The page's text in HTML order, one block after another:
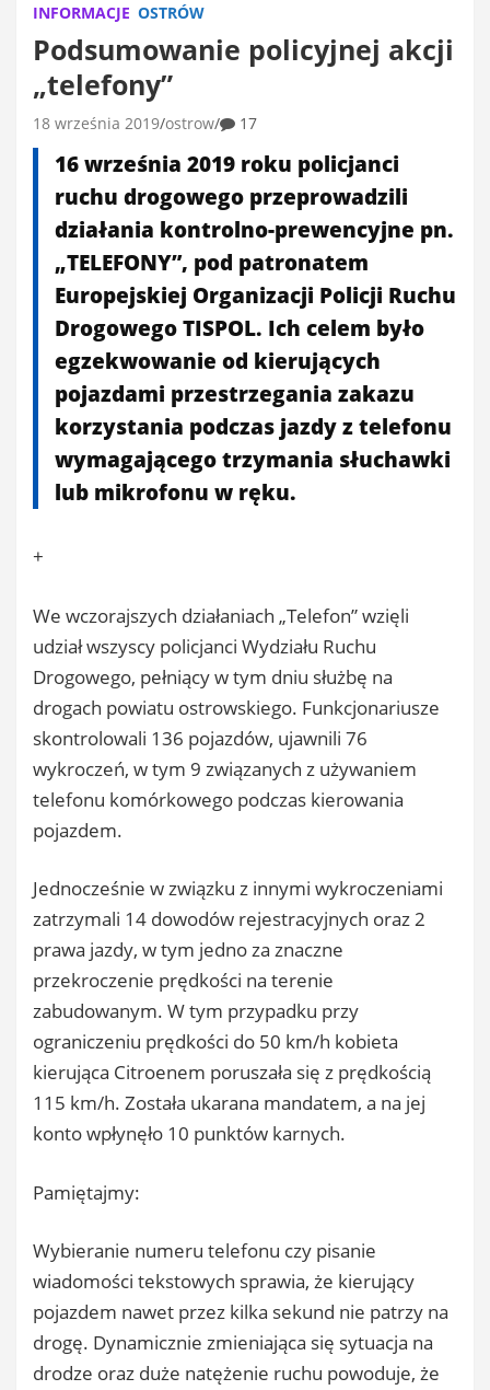
INFORMACJE OSTRÓW
Podsumowanie policyjnej akcji
„telefony”
18 września 2019 ostrow 17
16 września 2019 roku policjanci
ruchu drogowego przeprowadzili
działania kontrolno-prewencyjne pn.
„TELEFONY”, pod patronatem
Europejskiej Organizacji Policji Ruchu
Drogowego TISPOL. Ich celem było
egzekwowanie od kierujących
pojazdami przestrzegania zakazu
korzystania podczas jazdy z telefonu
wymagającego trzymania słuchawki
lub mikrofonu w ręku.
+
We wczorajszych działaniach „Telefon” wzięli
udział wszyscy policjanci Wydziału Ruchu
Drogowego, pełniący w tym dniu służbę na
drogach powiatu ostrowskiego. Funkcjonariusze
skontrolowali 136 pojazdów, ujawnili 76
wykroczeń, w tym 9 związanych z używaniem
telefonu komórkowego podczas kierowania
pojazdem.
Jednocześnie w związku z innymi wykroczeniami
zatrzymali 14 dowodów rejestracyjnych oraz 2
prawa jazdy, w tym jedno za znaczne
przekroczenie prędkości na terenie
zabudowanym. W tym przypadku przy
ograniczeniu prędkości do 50 km/h kobieta
kierująca Citroenem poruszała się z prędkością
115 km/h. Została ukarana mandatem, a na jej
konto wpłynęło 10 punktów karnych.
Pamiętajmy:
Wybieranie numeru telefonu czy pisanie
wiadomości tekstowych sprawia, że kierujący
pojazdem nawet przez kilka sekund nie patrzy na
drogę. Dynamicznie zmieniająca się sytuacja na
drodze oraz duże natężenie ruchu powoduje, że